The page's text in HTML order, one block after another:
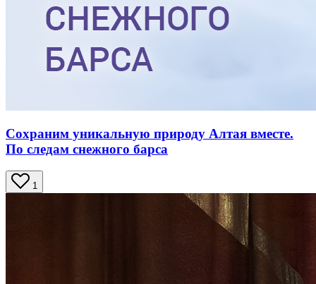
Сохраним уникальную природу Алтая вместе.
По следам снежного барса
1